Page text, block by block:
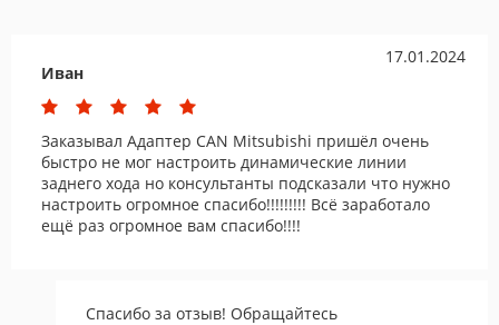
17.01.2024
Иван
Заказывал Адаптер CAN Mitsubishi пришёл очень
быстро не мог настроить динамические линии
заднего хода но консультанты подсказали что нужно
настроить огромное спасибо!!!!!!!!! Всё заработало
ещё раз огромное вам спасибо!!!!
Спасибо за отзыв! Обращайтесь